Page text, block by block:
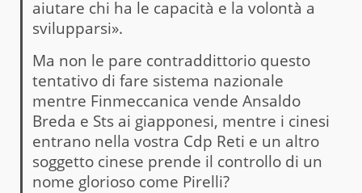
aiutare chi ha le capacità e la volontà a
svilupparsi».
Ma non le pare contraddittorio questo
tentativo di fare sistema nazionale
mentre Finmeccanica vende Ansaldo
Breda e Sts ai giapponesi, mentre i cinesi
entrano nella vostra Cdp Reti e un altro
soggetto cinese prende il controllo di un
nome glorioso come Pirelli?